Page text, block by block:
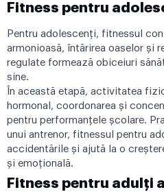
Fitness pentru
Pentru adolescenți, fitnessul
armonioasă, întărirea oaselor și
regulate formează obiceiuri
sine.
În această etapă, activitatea
hormonal, coordonarea și
pentru performanțele școlare.
unui antrenor, fitnessul pentru
accidentările și ajută la o
și emoțională.
Fitness pentru adulți